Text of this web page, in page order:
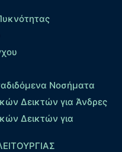
Νοσήματα
Δεικτών για Άνδρες
Δεικτών για